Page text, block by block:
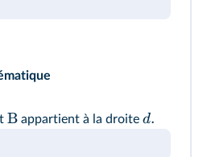
B appartient à la droite d.